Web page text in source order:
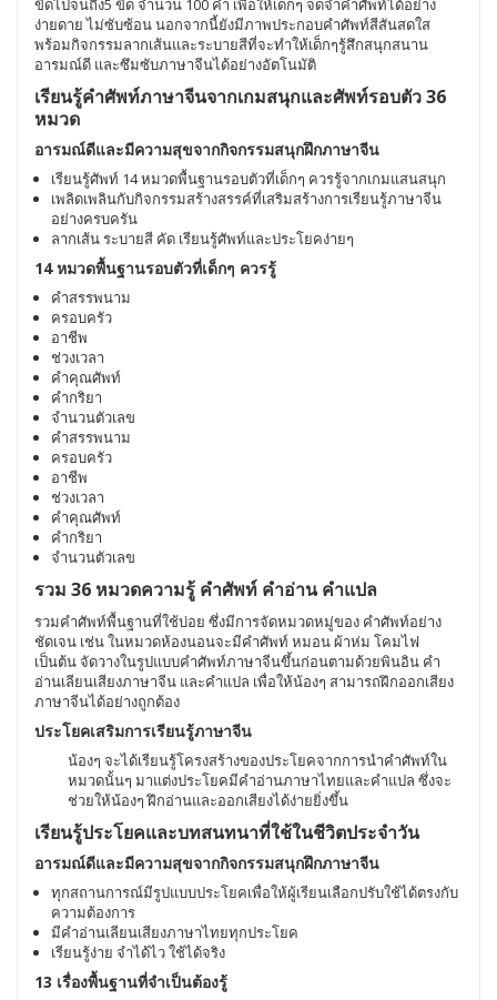
ขีดไปจนถึง5 ขีด จำนวน 100 คำ เพื่อให้เด็กๆ จดจำคำศัพท์ได้อย่าง
ง่ายดาย ไม่ซับซ้อน นอกจากนี้ยังมีภาพประกอบคำศัพท์สีสันสดใส
พร้อมกิจกรรมลากเส้นและระบายสีที่จะทำให้เด็กๆรู้สึกสนุกสนาน
อารมณ์ดี และซึมซับภาษาจีนได้อย่างอัตโนมัติ
เรียนรู้คำศัพท์ภาษาจีนจากเกมสนุกและศัพท์รอบตัว 36
หมวด
อารมณ์ดีและมีความสุขจากกิจกรรมสนุกฝึกภาษาจีน
เรียนรู้ศัพท์ 14 หมวดพื้นฐานรอบตัวที่เด็กๆ ควรรู้จากเกมแสนสนุก
เพลิดเพลินกับกิจกรรมสร้างสรรค์ที่เสริมสร้างการเรียนรู้ภาษาจีน
อย่างครบครัน
ลากเส้น ระบายสี คัด เรียนรู้ศัพท์และประโยคง่ายๆ
14 หมวดพื้นฐานรอบตัวที่เด็กๆ ควรรู้
คำสรรพนาม
ครอบครัว
อาชีพ
ช่วงเวลา
คำคุณศัพท์
คำกริยา
จำนวนตัวเลข
คำสรรพนาม
ครอบครัว
อาชีพ
ช่วงเวลา
คำคุณศัพท์
คำกริยา
จำนวนตัวเลข
รวม 36 หมวดความรู้ คำศัพท์ คำอ่าน คำแปล
รวมคำศัพท์พื้นฐานที่ใช้บ่อย ซึ่งมีการจัดหมวดหมู่ของ คำศัพท์อย่าง
ชัดเจน เช่น ในหมวดห้องนอนจะมีคำศัพท์ หมอน ผ้าห่ม โคมไฟ
เป็นต้น จัดวางในรูปแบบคำศัพท์ภาษาจีนขึ้นก่อนตามด้วยพินอิน คำ
อ่านเลียนเสียงภาษาจีน และคำแปล เพื่อให้น้องๆ สามารถฝึกออกเสียง
ภาษาจีนได้อย่างถูกต้อง
ประโยคเสริมการเรียนรู้ภาษาจีน
น้องๆ จะได้เรียนรู้โครงสร้างของประโยคจากการนำคำศัพท์ใน
หมวดนั้นๆ มาแต่งประโยคมีคำอ่านภาษาไทยและคำแปล ซึ่งจะ
ช่วยให้น้องๆ ฝึกอ่านและออกเสียงได้ง่ายยิ่งขึ้น
เรียนรู้ประโยคและบทสนทนาที่ใช้ในชีวิตประจำวัน
อารมณ์ดีและมีความสุขจากกิจกรรมสนุกฝึกภาษาจีน
ทุกสถานการณ์มีรูปแบบประโยคเพื่อให้ผู้เรียนเลือกปรับใช้ได้ตรงกับ
ความต้องการ
มีคำอ่านเลียนเสียงภาษาไทยทุกประโยค
เรียนรู้ง่าย จำได้ไว ใช้ได้จริง
13 เรื่องพื้นฐานที่จำเป็นต้องรู้